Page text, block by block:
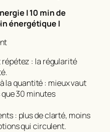
| 10 min de
énergétique |
: la régularité
la quantité : mieux vaut
30 minutes
: plus de clarté, moins
qui circulent.